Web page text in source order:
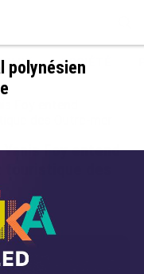
SOCIÉTÉ
Yanis Foy entend
polynésien